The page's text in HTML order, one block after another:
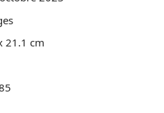
21.1 cm